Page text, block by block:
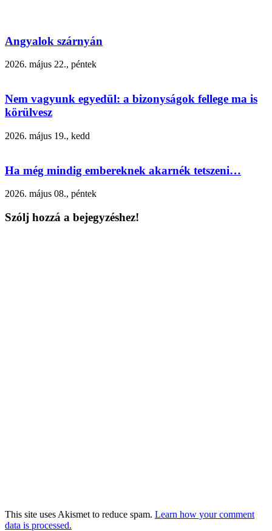
Angyalok szárnyán
2026. május 22., péntek
Nem vagyunk egyedül: a bizonyságok fellege ma is
körülvesz
2026. május 19., kedd
Ha még mindig embereknek akarnék tetszeni…
2026. május 08., péntek
Szólj hozzá a bejegyzéshez!
This site uses Akismet to reduce spam. Learn how your comment
data is processed.